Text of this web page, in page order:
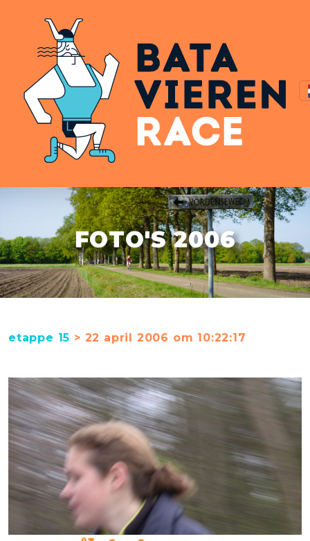
FOTO'S 2006
etappe 15 > 22 april 2006 om 10:22:17